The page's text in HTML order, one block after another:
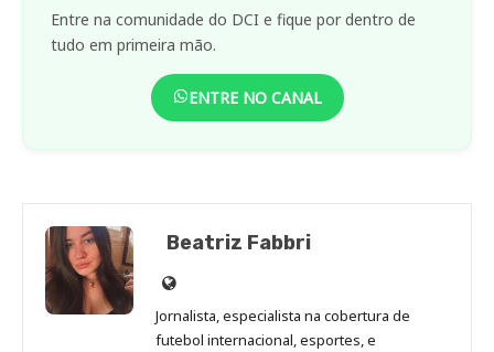
Entre na comunidade do DCI e fique por dentro de
tudo em primeira mão.
ENTRE NO CANAL
Beatriz Fabbri
Site
de
Beatriz
Jornalista, especialista na cobertura de
futebol internacional, esportes, e